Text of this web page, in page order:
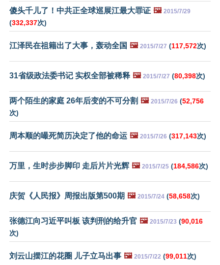
傻头千儿了！中共正全球巡展江最大罪证 🖼️ 2015/7/29
(332,337次)
江泽民在祖籍出了大事，轰动全国 🖼️ 2015/7/27 (117,572次)
31省级政法委书记 实权全部被稀释 🖼️ 2015/7/27 (80,398次)
两个陌生的家庭 26年后变的不可分割 🖼️ 2015/7/26 (52,756
次)
周本顺的嘬死简历决定了他的命运 🖼️ 2015/7/26 (317,143次)
万里，生时步步脚印 走后片片光辉 🖼️ 2015/7/25 (184,586次)
庆贺《人民报》周报出版第500期 🖼️ 2015/7/24 (58,658次)
张德江向习近平叫板 该判刑的给升官 🖼️ 2015/7/23 (90,016
次)
刘云山摆江的花圈 儿子立马出事 🖼️ 2015/7/22 (99,011次)